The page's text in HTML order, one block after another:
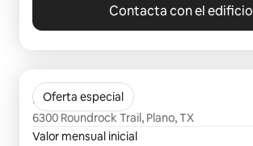
Contacta con el edificio
Oferta especial
Fox Trails
6300 Roundrock Trail, Plano, TX
Valor mensual inicial